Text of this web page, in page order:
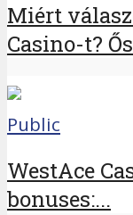
Miért
Casino-t?
Public
WestAce
bonuses:...